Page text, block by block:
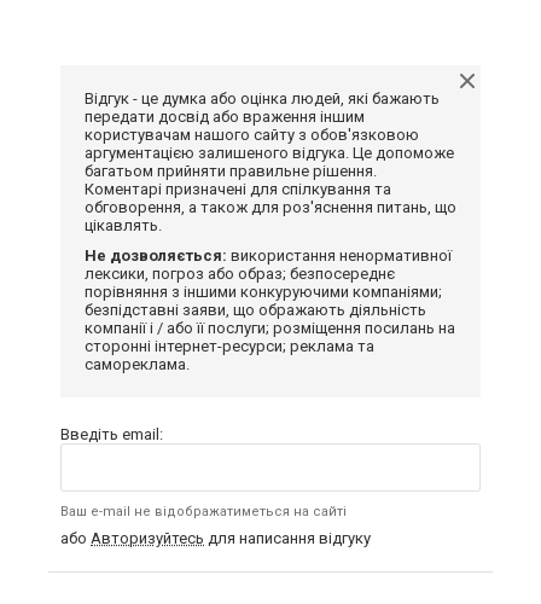
Відгук - це думка або оцінка людей, які бажають
передати досвід або враження іншим
користувачам нашого сайту з обов'язковою
аргументацією залишеного відгука. Це допоможе
багатьом прийняти правильне рішення.
Коментарі призначені для спілкування та
обговорення, а також для роз'яснення питань, що
цікавлять.
Не дозволяється: використання ненормативної
лексики, погроз або образ; безпосереднє
порівняння з іншими конкуруючими компаніями;
безпідставні заяви, що ображають діяльність
компанії і / або її послуги; розміщення посилань на
сторонні інтернет-ресурси; реклама та
самореклама.
Введіть email:
Ваш e-mail не відображатиметься на сайті
або Авторизуйтесь для написання відгуку